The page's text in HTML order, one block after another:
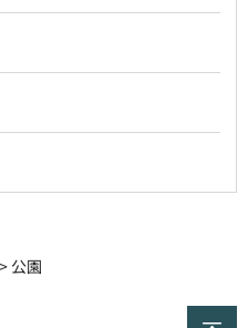
> 公園